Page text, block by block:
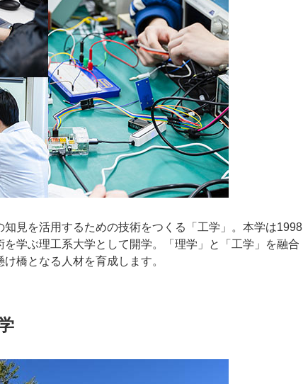
見を活用するための技術をつくる「工学」。本学は1998
学ぶ理工系大学として開学。「理学」と「工学」を融合
橋となる人材を育成します。